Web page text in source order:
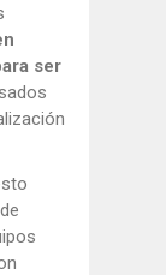
ser